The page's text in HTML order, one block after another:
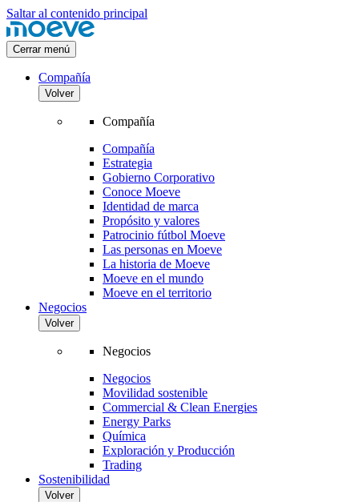
Saltar al contenido principal
Cerrar menú
Compañía
Volver
Compañía
Compañía
Estrategia
Gobierno Corporativo
Conoce Moeve
Identidad de marca
Propósito y valores
Patrocinio fútbol Moeve
Las personas en Moeve
La historia de Moeve
Moeve en el mundo
Moeve en el territorio
Negocios
Volver
Negocios
Negocios
Movilidad sostenible
Commercial & Clean Energies
Energy Parks
Química
Exploración y Producción
Trading
Sostenibilidad
Volver